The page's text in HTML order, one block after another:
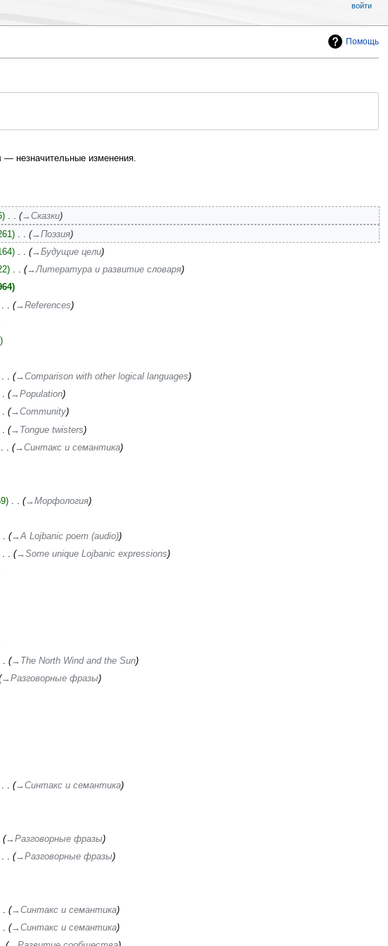
Помощь
— незначительные изменения.
‎
→‎Сказки
‎
→‎Поэзия
‎
→‎Будущие цели
‎
→‎Литература и развитие словаря
→‎References
→‎Comparison with other logical languages
→‎Population
→‎Community
→‎Tongue twisters
→‎Синтакс и семантика
‎
→‎Морфология
→‎A Lojbanic poem (audio)
→‎Some unique Lojbanic expressions
→‎The North Wind and the Sun
→‎Разговорные фразы
→‎Синтакс и семантика
→‎Разговорные фразы
→‎Разговорные фразы
→‎Синтакс и семантика
→‎Синтакс и семантика
войти